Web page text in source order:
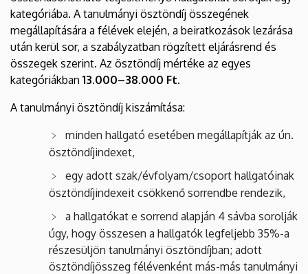
kategóriába. A tanulmányi ösztöndíj összegének
megállapítására a félévek elején, a beiratkozások lezárása
után kerül sor, a szabályzatban rögzített eljárásrend és
összegek szerint. Az ösztöndíj mértéke az egyes
kategóriákban 13.000–38.000 Ft.
A tanulmányi ösztöndíj kiszámítása:
minden hallgató esetében megállapítják az ún.
ösztöndíjindexet,
egy adott szak/évfolyam/csoport hallgatóinak
ösztöndíjindexeit csökkenő sorrendbe rendezik,
a hallgatókat e sorrend alapján 4 sávba sorolják
úgy, hogy összesen a hallgatók legfeljebb 35%-a
részesüljön tanulmányi ösztöndíjban; adott
ösztöndíjösszeg félévenként más-más tanulmányi